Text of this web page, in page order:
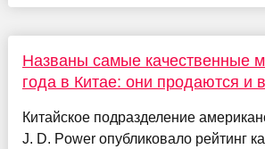
Названы самые качественные
года в Китае: они продаются и
Китайское подразделение
J. D. Power опубликовало рейтинг